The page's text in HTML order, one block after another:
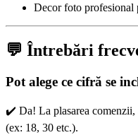
Decor foto profesional
💬 Întrebări
Pot alege ce cifră se
✔️ Da! La plasarea comenzii,
(ex: 18, 30 etc.).